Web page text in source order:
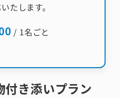
たします。
/ 1名ごと
付き添いプラン